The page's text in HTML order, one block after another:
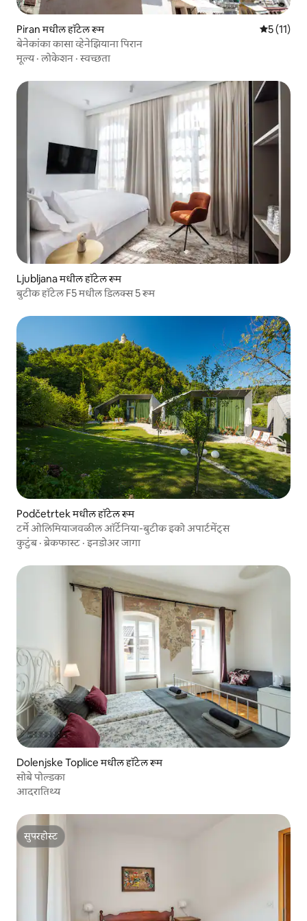
Piran मधील हॉटेल रूम 5 पैकी 5
5 (11)
बेनेकांका कासा व्हेनेझियाना पिरान
मूल्य·लोकेशन ·स्वच्छता
Ljubljana मधील हॉटेल रूम
बुटीक हॉटेल F5 मधील डिलक्स 5 रूम
Podčetrtek मधील हॉटेल रूम
टर्मे ओलिमियाजवळील ऑर्टेनिया-बुटीक इको अपार्टमेंट्स
कुटुंब·ब्रेकफास्ट ·इनडोअर जागा
Dolenjske Toplice मधील हॉटेल रूम
सोबे पोल्डका
आदरातिथ्य
सुपरहोस्ट
सुपरहोस्ट